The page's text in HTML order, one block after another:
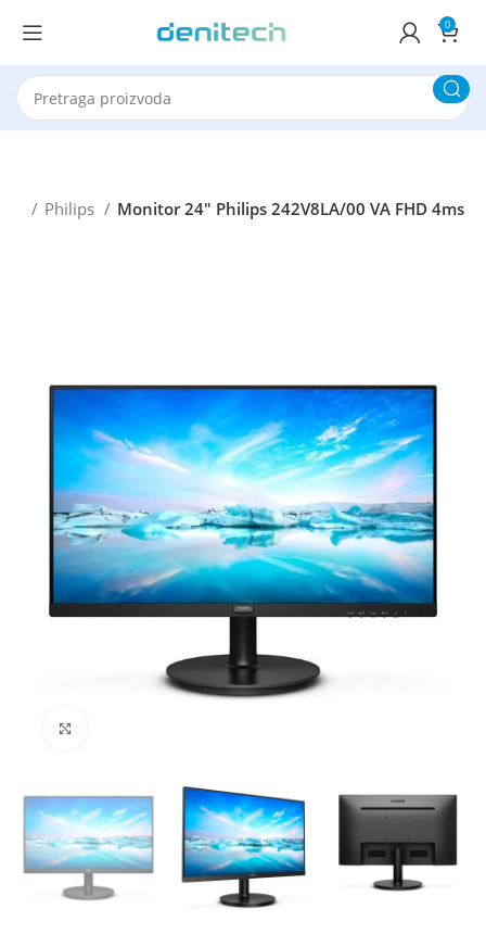
0
Philips Monitor 24″ Philips 242V8LA/00 VA FHD 4ms